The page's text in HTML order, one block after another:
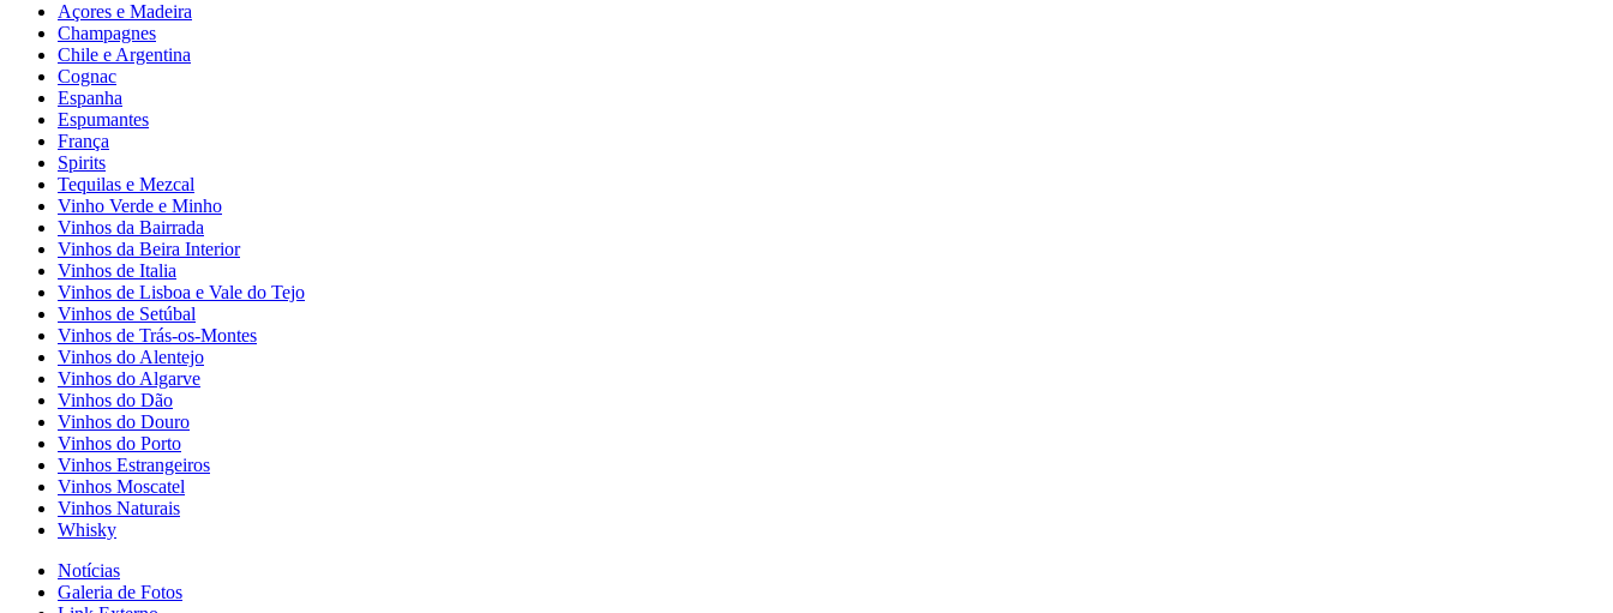
Açores e Madeira
Champagnes
Chile e Argentina
Cognac
Espanha
Espumantes
França
Spirits
Tequilas e Mezcal
Vinho Verde e Minho
Vinhos da Bairrada
Vinhos da Beira Interior
Vinhos de Italia
Vinhos de Lisboa e Vale do Tejo
Vinhos de Setúbal
Vinhos de Trás-os-Montes
Vinhos do Alentejo
Vinhos do Algarve
Vinhos do Dão
Vinhos do Douro
Vinhos do Porto
Vinhos Estrangeiros
Vinhos Moscatel
Vinhos Naturais
Whisky
Notícias
Galeria de Fotos